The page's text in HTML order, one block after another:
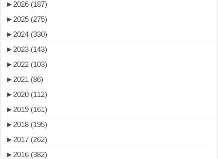
► 2026 (187)
► 2025 (275)
► 2024 (330)
► 2023 (143)
► 2022 (103)
► 2021 (86)
► 2020 (112)
► 2019 (161)
► 2018 (195)
► 2017 (262)
► 2016 (382)